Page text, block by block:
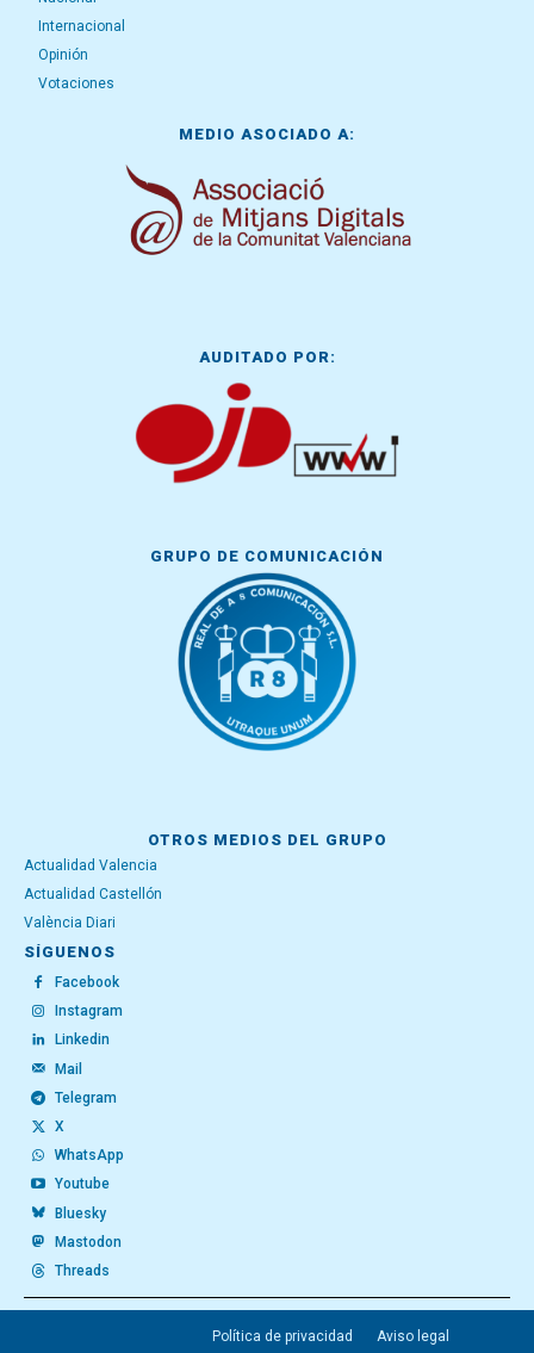
Internacional
Opinión
Votaciones
MEDIO ASOCIADO A:
AUDITADO POR:
GRUPO DE COMUNICACIÓN
OTROS MEDIOS DEL GRUPO
Actualidad Valencia
Actualidad Castellón
València Diari
SÍGUENOS
Facebook
Instagram
Linkedin
Mail
Telegram
X
WhatsApp
Youtube
Bluesky
Mastodon
Threads
Política de privacidad Aviso legal